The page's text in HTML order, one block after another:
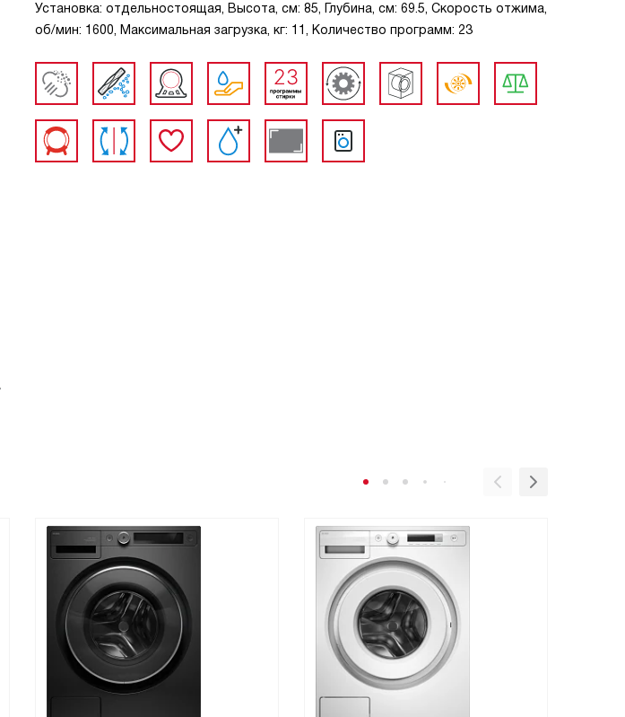
Установка: отдельностоящая, Высота, см: 85, Глубина, см: 69.5, Скорость отжима,
об/мин: 1600, Максимальная загрузка, кг: 11, Количество программ: 23